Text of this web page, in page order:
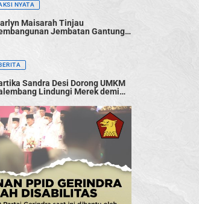
NYATA
Maisarah Tinjau
Jembatan Gantung
Sandra Desi Dorong UMKM
Lindungi Merek demi